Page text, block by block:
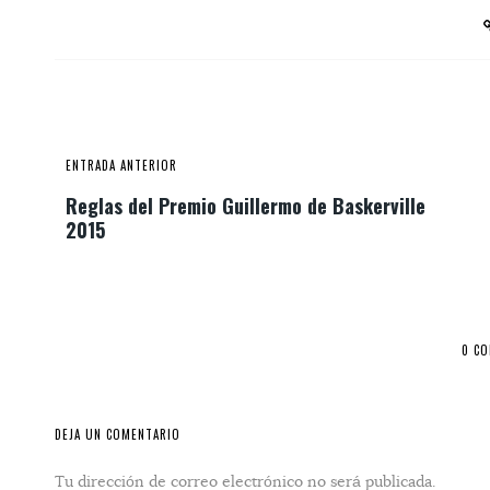
ENTRADA ANTERIOR
Reglas del Premio Guillermo de Baskerville
2015
0
DEJA UN COMENTARIO
Tu dirección de correo electrónico no será publicada.